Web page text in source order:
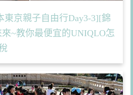
東京親子自由行Day3-3][錦
~教你最便宜的UNIQLO怎